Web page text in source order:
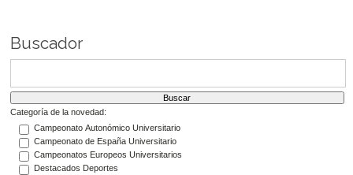
Buscador
Categoría de la novedad:
Campeonato Autonómico Universitario
Campeonato de España Universitario
Campeonatos Europeos Universitarios
Destacados Deportes